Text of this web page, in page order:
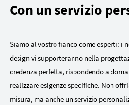
Con un servizio
Siamo al vostro fianco come esperti: i
design vi supporteranno nella
credenza perfetta, rispondendo a
realizzare esigenze specifiche. Non
misura, ma anche un servizio